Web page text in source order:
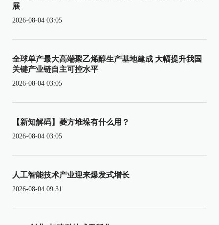
展
2026-08-04 03:05
全球单产最大高端聚乙烯醇生产基地建成 大幅提升我国
关键产业链自主可控水平
2026-08-04 03:05
【新知解码】菱方堆垛有什么用？
2026-08-04 03:05
人工智能技术产业迎来爆发式增长
2026-08-04 09:31